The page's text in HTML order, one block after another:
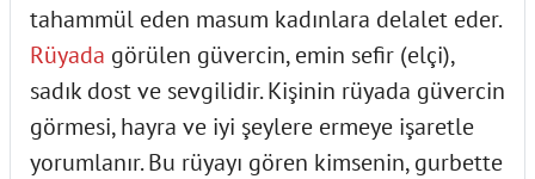
tahammül eden masum kadınlara delalet eder.
Rüyada görülen güvercin, emin sefir (elçi),
sadık dost ve sevgilidir. Kişinin rüyada güvercin
görmesi, hayra ve iyi şeylere ermeye işaretle
yorumlanır. Bu rüyayı gören kimsenin, gurbette